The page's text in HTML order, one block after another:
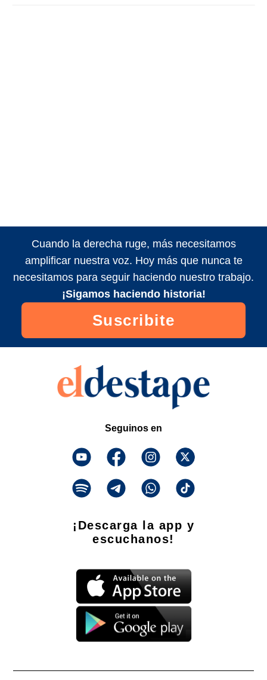
Cuando la derecha ruge, más necesitamos
amplificar nuestra voz. Hoy más que nunca te
necesitamos para seguir haciendo nuestro trabajo.
¡Sigamos haciendo historia!
Suscribite
Seguinos en
¡Descarga la app y
escuchanos!